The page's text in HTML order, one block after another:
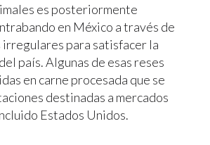
es posteriormente
en México a través de
para satisfacer la
país. Algunas de esas reses
en carne procesada que se
destinadas a mercados
Estados Unidos.